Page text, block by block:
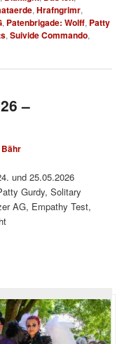
,Hrafngrimr,
, Patenbrigade: Wolff, Patty
,Suivide Commando,
–
und 25.05.2026
Gurdy, Solitary
AG, Empathy Test,